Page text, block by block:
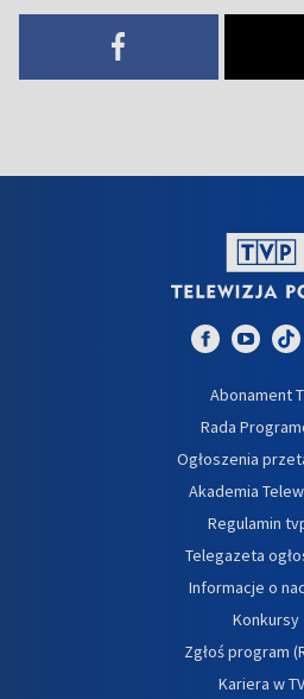
Abonament
Rada
Ogłoszenia
Akademia
Regulamin
Telegazeta
Informacje o
Konkursy
Zgłoś program
Kariera w